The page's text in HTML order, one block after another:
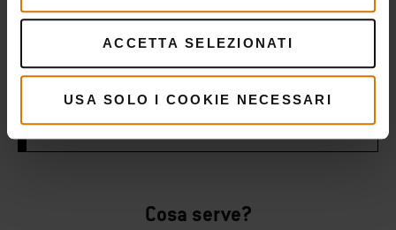
ACCETTA SELEZIONATI
USA SOLO I COOKIE NECESSARI
PRINT THIS LIST
Cosa serve?